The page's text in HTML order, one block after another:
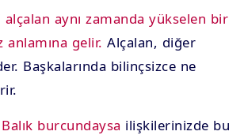
alçalan aynı zamanda yükselen bir
gelir. Alçalan, diğer
Başkalarında bilinçsizce ne
burcundaysa ilişkilerinizde bu